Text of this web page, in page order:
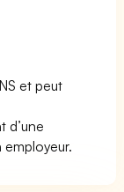
et peut
d’une